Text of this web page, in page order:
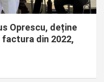
Oprescu, deține
din 2022,